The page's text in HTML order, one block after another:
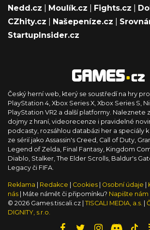
Nedd.cz
Moulík.cz Fights.cz
CZhity.cz
Našepeníze.cz
StartupInsider.cz
Český herní web, který se soustředí na hry
PlayStation 4, Xbox Series X, Xbox Series S,
PlayStation VR2 a další platformy. Naleznete
dojmy z hraní, videorecenze i pravidelné
podcasty, rozsáhlou databázi her a speciály
ze sérií jako Assassin's Creed, Call of Duty,
Legend of Zelda, Final Fantasy, Kingdom
Diablo, Stalker, The Elder Scrolls, Baldur's
Legacy či FIFA.
Reklama Redakce Cookies Osobní údaje
nás
| Máte námět či připomínku? Napište nám
© 2026 Games.tiscali.cz | TISCALI MEDIA, a.s.
DIGNITY, s.r.o.